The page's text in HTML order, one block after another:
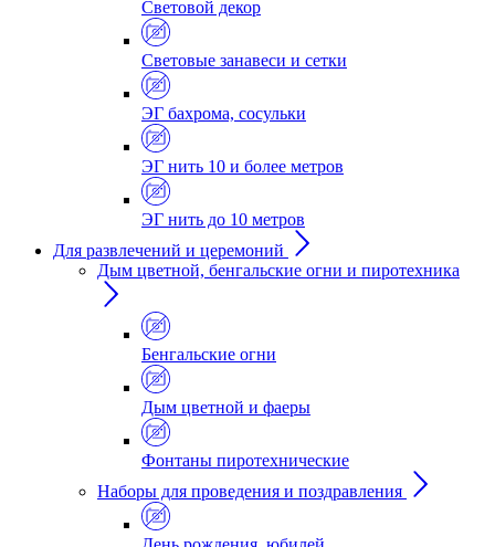
Световой декор
Световые занавеси и сетки
ЭГ бахрома, сосульки
ЭГ нить 10 и более метров
ЭГ нить до 10 метров
Для развлечений и церемоний
Дым цветной, бенгальские огни и пиротехника
Бенгальские огни
Дым цветной и фаеры
Фонтаны пиротехнические
Наборы для проведения и поздравления